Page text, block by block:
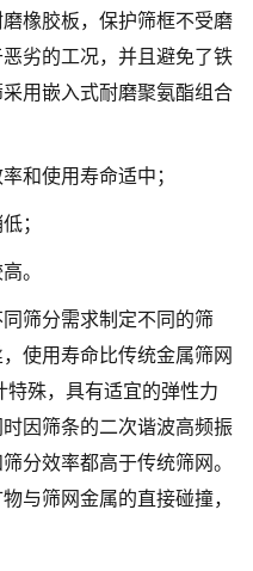
橡胶板，保护筛框不受磨
劣的工况，并且避免了铁
用嵌入式耐磨聚氨酯组合
和使用寿命适中；
；
。
筛分需求制定不同的筛
使用寿命比传统金属筛网
殊，具有适宜的弹性力
因筛条的二次谐波高频振
分效率都高于传统筛网。
与筛网金属的直接碰撞，